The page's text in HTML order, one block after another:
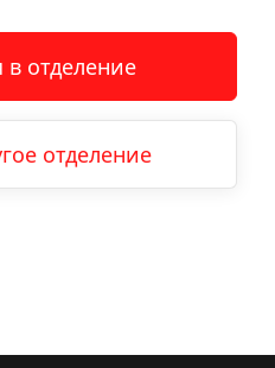
в отделение
отделение